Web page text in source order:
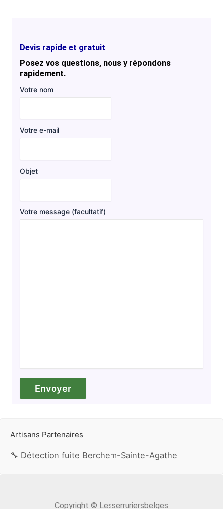
Devis rapide et gratuit
Posez vos questions, nous y répondons
rapidement.
Votre nom
Votre e-mail
Objet
Votre message (facultatif)
Artisans Partenaires
🔧 Détection fuite Berchem-Sainte-Agathe
Copyright © Lesserruriersbelges